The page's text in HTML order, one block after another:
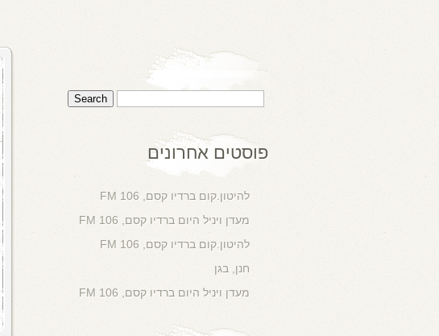
פוסטים אחרונים
להיטון.קום ברדיו קסם, 106 FM
מעדן ויניל היום ברדיו קסם, 106 FM
להיטון.קום ברדיו קסם, 106 FM
חנן, בגן
מעדן ויניל היום ברדיו קסם, 106 FM